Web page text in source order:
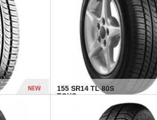
NEW
155 SR14 TL 80S
TOYO...